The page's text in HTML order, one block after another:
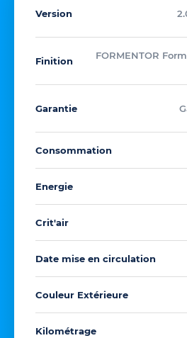
Version
Finition
FORMENTOR
Garantie
Consommation
Energie
Crit'air
Date mise en circulation
Couleur Extérieure
Kilométrage